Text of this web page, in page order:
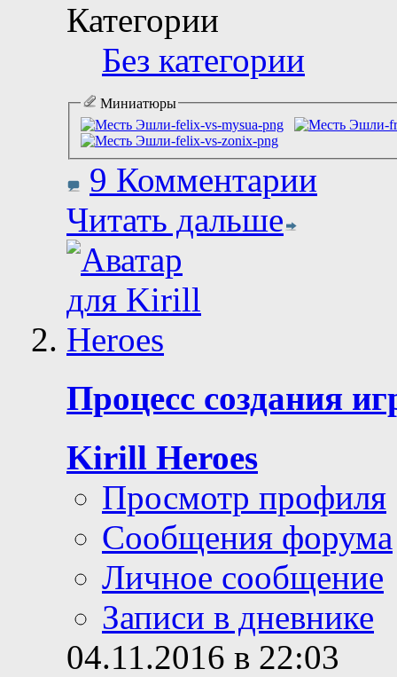
Категории
Без категории
Миниатюры
9 Комментарии
Читать дальше
Процесс создания
Kirill Heroes
Просмотр профиля
Сообщения форума
Личное сообщение
Записи в дневнике
04.11.2016 в 22:03